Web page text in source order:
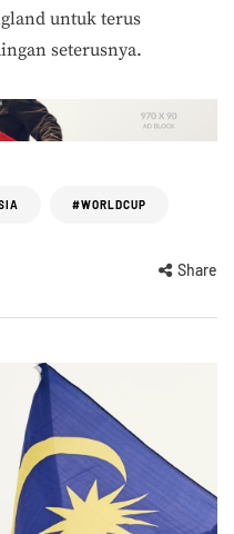
untuk terus
seterusnya.
#WORLDCUP
Share